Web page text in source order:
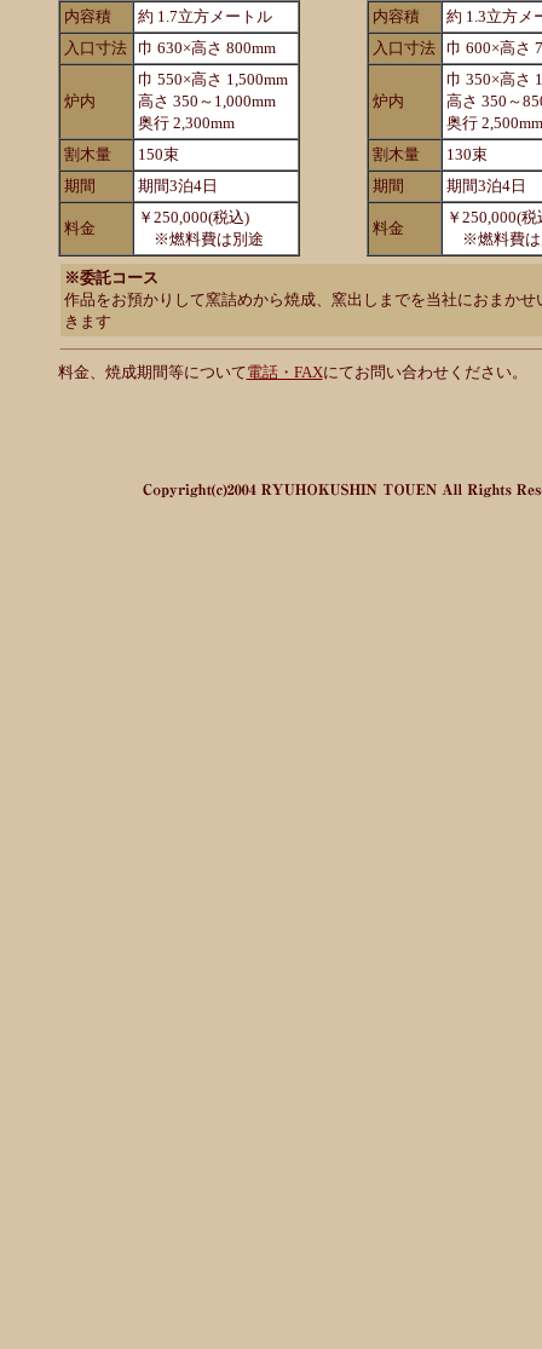
内容積
約 1.7立方メートル
入口寸法
巾 630×高さ 800mm
炉内
巾 550×高さ 1,500mm
高さ 350～1,000mm
奥行 2,300mm
割木量
150束
期間
期間3泊4日
料金
￥250,000(税込)
※燃料費は別途
内容積
約 1.3立方メ
入口寸法
巾 600×高さ
炉内
巾 350×高さ
高さ 350～
奥行 2,500mm
割木量
130束
期間
期間3泊4日
料金
￥250,000(税
※燃料費は
※委託コース
作品をお預かりして窯詰めから焼成、窯出しまでを当社におまかせ
きます
料金、焼成期間等について電話・FAXにてお問い合わせください。